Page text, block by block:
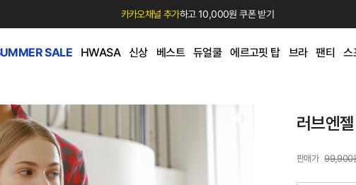
카카오채널 추가하고 10,000원 쿠폰 받기
SALE HWASA 신상 베스트 듀얼쿨 에르고핏 탑 브라 팬티 스
러브엔
99,900